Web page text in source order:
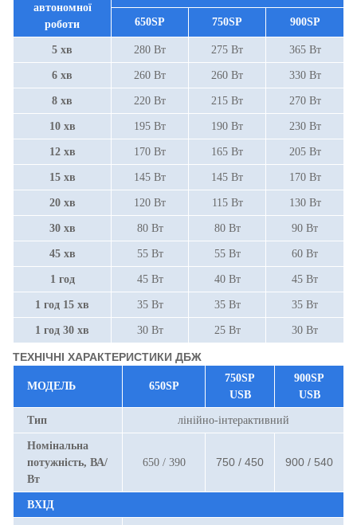
автономної
роботи
650SP 750SP 900SP
5 хв 280 Вт 275 Вт 365 Вт
6 хв 260 Вт 260 Вт 330 Вт
8 хв 220 Вт 215 Вт 270 Вт
10 хв 195 Вт 190 Вт 230 Вт
12 хв 170 Вт 165 Вт 205 Вт
15 хв 145 Вт 145 Вт 170 Вт
20 хв 120 Вт 115 Вт 130 Вт
30 хв 80 Вт 80 Вт 90 Вт
45 хв 55 Вт 55 Вт 60 Вт
1 год 45 Вт 40 Вт 45 Вт
1 год 15 хв 35 Вт 35 Вт 35 Вт
1 год 30 хв 30 Вт 25 Вт 30 Вт
ТЕХНІЧНІ ХАРАКТЕРИСТИКИ ДБЖ
МОДЕЛЬ 650SP
750SP
USB
900SP
USB
Тип лінійно-інтерактивний
Номінальна
потужність, ВА/
Вт
650 / 390 750 / 450 900 / 540
ВХІД